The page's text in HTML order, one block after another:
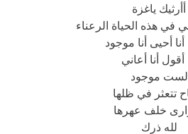
أأرثيك ياغزة
في هذه الحياة الرعناء
أحيى أنا موجود
أقول أنا أعاني
لست موجود
تتعثر في ظلها
خلف عهرها
لله ذرك